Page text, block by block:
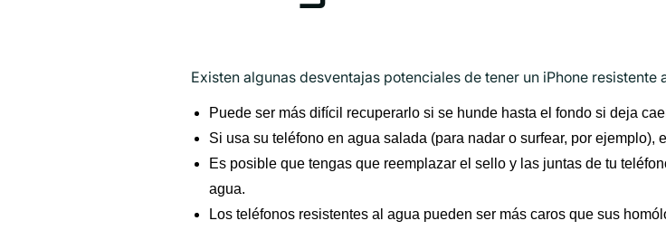
Existen algunas desventajas potenciales de tener un iPhone resistente
Puede ser más difícil recuperarlo si se hunde hasta el fondo si deja
Si usa su teléfono en agua salada (para nadar o surfear, por ejemplo),
Es posible que tengas que reemplazar el sello y las juntas de tu
agua.
Los teléfonos resistentes al agua pueden ser más caros que sus